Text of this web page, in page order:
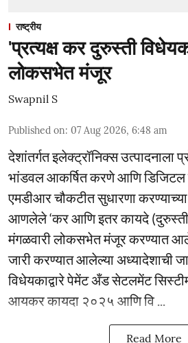
राष्ट्रीय
'प्रत्यक्ष कर दुरुस्ती
लोकसभेत मंजूर
Swapnil S
Published on: 07 Aug 2026, 6:48 am
देशांतर्गत इलेक्ट्रॉनिक्स उत्पादनाला
भांडवल आकर्षित करणे आणि डिजिटल
एमडीआर चौकटीत सुधारणा
आणलेले ‘कर आणि इतर कायदे
मंगळवारी लोकसभेत मंजूर करण्यात
जारी करण्यात आलेल्या अध्यादेशाची
विधेयकाद्वारे पेमेंट अँड सेटलमेंट
आयकर कायदा २०२५ आणि वि ...
Read More